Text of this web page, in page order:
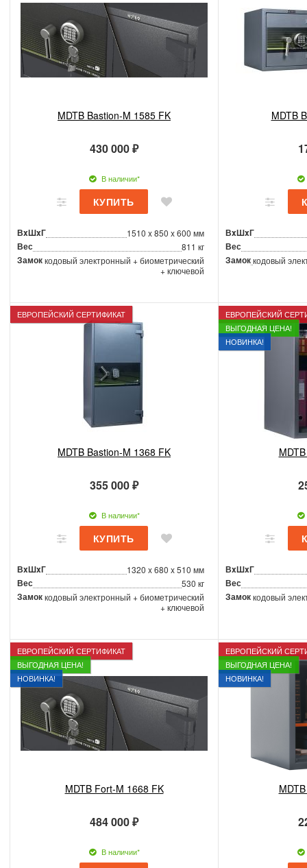
MDTB Bastion-M 1585 FK
430 000 ₽
В наличии*
ВxШxГ 1510 x 850 x 600 мм
Вес 811 кг
Замоккодовый электронный + биометрический
+ ключевой
MDTB
ВxШxГ
Вес
Замоккодовый
ЕВРОПЕЙСКИЙ СЕРТИФИКАТ
MDTB Bastion-M 1368 FK
355 000 ₽
В наличии*
ВxШxГ 1320 x 680 x 510 мм
Вес 530 кг
Замоккодовый электронный + биометрический
+ ключевой
ЕВРОПЕЙСКИЙ
ВЫГОДНАЯ ЦЕНА!
НОВИНКА!
ВxШxГ
Вес
Замоккодовый
ЕВРОПЕЙСКИЙ СЕРТИФИКАТ
ВЫГОДНАЯ ЦЕНА!
НОВИНКА!
MDTB Fort-M 1668 FK
484 000 ₽
В наличии*
ЕВРОПЕЙСКИЙ
ВЫГОДНАЯ ЦЕНА!
НОВИНКА!